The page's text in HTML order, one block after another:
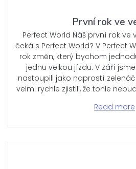
První rok ve
Perfect World Náš první rok
čeká s Perfect World? V Perfect
rok změn, který bychom
jednu velkou jízdu. V září
nastoupili jako naprostí
velmi rychle zjistili, že tohle
Read more